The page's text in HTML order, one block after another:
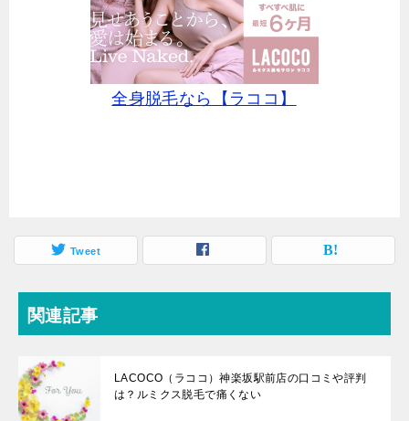
全身脱毛なら【ラココ】
Tweet
関連記事
LACOCO（ラココ）神楽坂駅前店の口コミや評判
は？ルミクス脱毛で痛くない